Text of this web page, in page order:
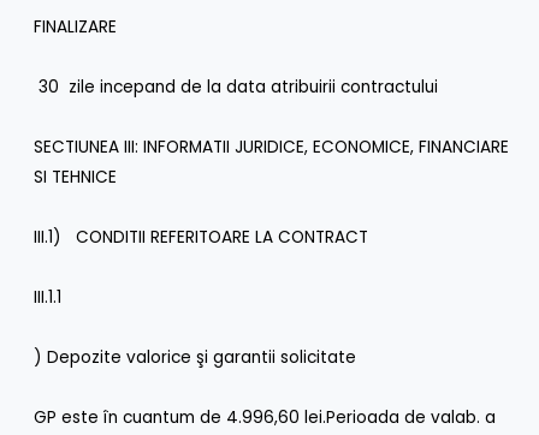
FINALIZARE
30 zile incepand de la data atribuirii contractului
SECTIUNEA III: INFORMATII JURIDICE, ECONOMICE, FINANCIARE
SI TEHNICE
III.1) CONDITII REFERITOARE LA CONTRACT
III.1.1
) Depozite valorice şi garantii solicitate
GP este în cuantum de 4.996,60 lei.Perioada de valab. a